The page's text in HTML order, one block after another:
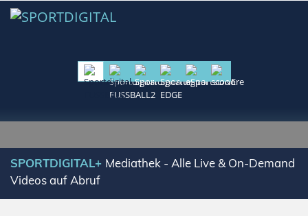
SPORTDIGITAL+ Mediathek - Alle Live & On-Demand
Videos auf Abruf